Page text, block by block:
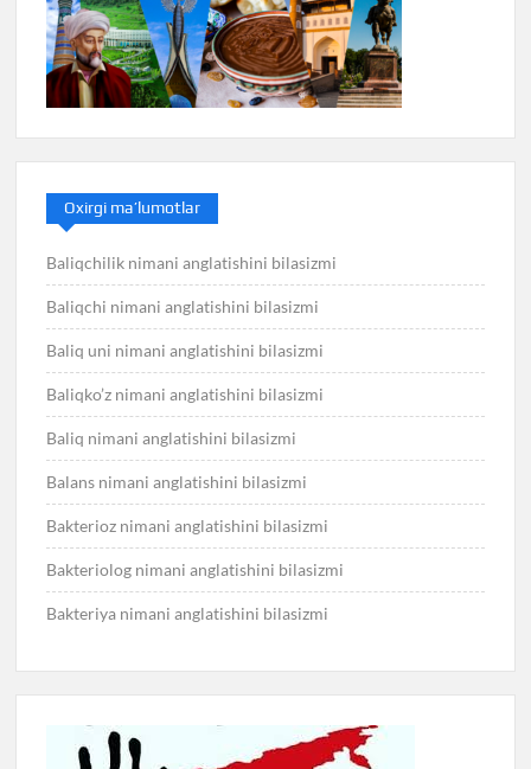
Oxirgi ma’lumotlar
Baliqchilik nimani anglatishini bilasizmi
Baliqchi nimani anglatishini bilasizmi
Baliq uni nimani anglatishini bilasizmi
Baliqko’z nimani anglatishini bilasizmi
Baliq nimani anglatishini bilasizmi
Balans nimani anglatishini bilasizmi
Bakterioz nimani anglatishini bilasizmi
Bakteriolog nimani anglatishini bilasizmi
Bakteriya nimani anglatishini bilasizmi